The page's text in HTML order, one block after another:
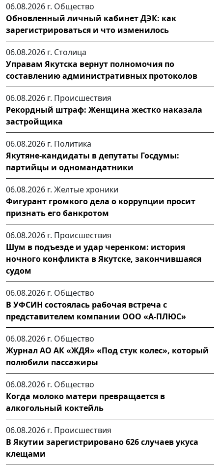
06.08.2026 г. Общество
Обновленный личный кабинет ДЭК: как
зарегистрироваться и что изменилось
06.08.2026 г. Столица
Управам Якутска вернут полномочия по
составлению административных протоколов
06.08.2026 г. Происшествия
Рекордный штраф: Женщина жестко наказала
застройщика
06.08.2026 г. Политика
Якутяне-кандидаты в депутаты Госдумы:
партийцы и одномандатники
06.08.2026 г. Желтые хроники
Фигурант громкого дела о коррупции просит
признать его банкротом
06.08.2026 г. Происшествия
Шум в подъезде и удар черенком: история
ночного конфликта в Якутске, закончившаяся
судом
06.08.2026 г. Общество
В УФСИН состоялась рабочая встреча с
представителем компании ООО «А-ПЛЮС»
06.08.2026 г. Общество
Журнал АО АК «ЖДЯ» «Под стук колес», который
полюбили пассажиры
06.08.2026 г. Общество
Когда молоко матери превращается в
алкогольный коктейль
06.08.2026 г. Происшествия
В Якутии зарегистрировано 626 случаев укуса
клещами